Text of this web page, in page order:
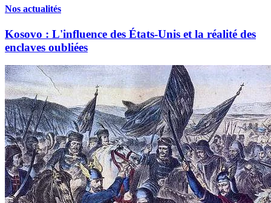
Nos actualités
Kosovo : L'influence des États-Unis et la réalité des
enclaves oubliées